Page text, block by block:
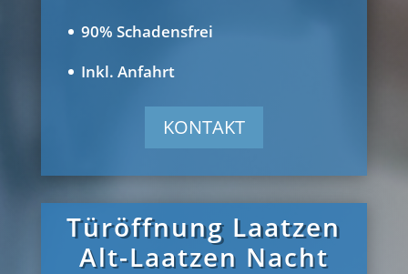
90% Schadensfrei
Inkl. Anfahrt
KONTAKT
Türöffnung Laatzen
Alt-Laatzen Nacht